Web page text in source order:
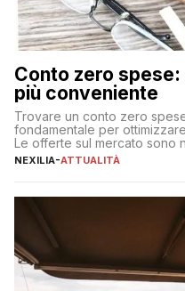
Conto zero
più conveniente
Trovare un conto zero
fondamentale per
Le offerte sul mercato sono
individuare quella più adatta
sul […]
NEXILIA-ATTUALITÀ